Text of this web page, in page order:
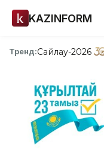
KAZINFORM
Тренд:Сайлау-2026